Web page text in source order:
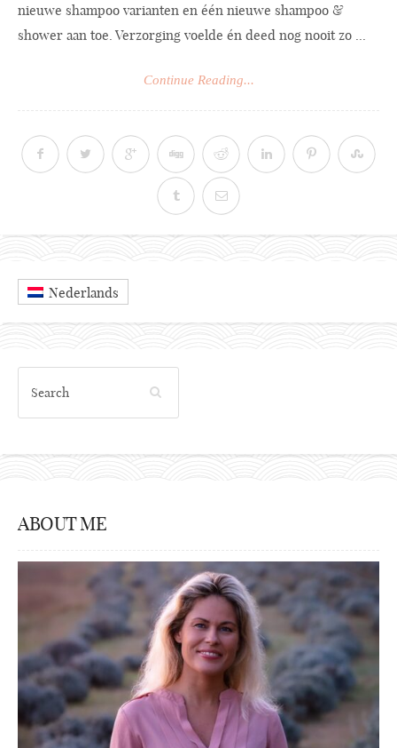
nieuwe shampoo varianten en één nieuwe shampoo &
shower aan toe. Verzorging voelde én deed nog nooit zo ...
Continue Reading...
Nederlands
ABOUT ME